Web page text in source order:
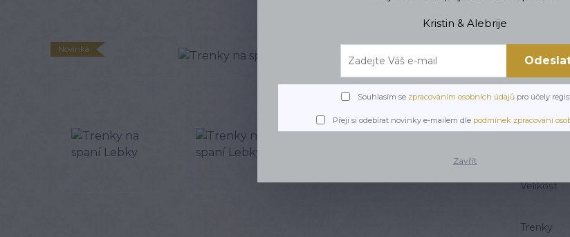
Novinka Trenky
Stylové
Muertos.
bocích a
celý popis
Velikost
Trenky
Kristin & Alebrije
Souhlasím se zpracováním osobních údajů pro účely
Přeji si odebírat novinky e-mailem dle podmínek zpracování
Zavřít